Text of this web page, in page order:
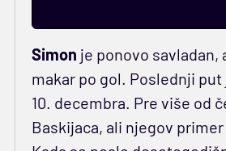
Simon je ponovo savladan,
makar po gol. Poslednji
10. decembra. Pre više od
Baskijaca, ali njegov